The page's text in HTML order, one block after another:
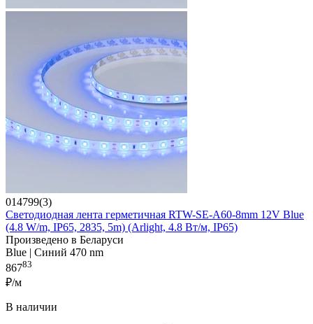
014799(3)
Светодиодная лента герметичная RTW-SE-A60-8mm 12V Blue
(4.8 W/m, IP65, 2835, 5m) (Arlight, 4.8 Вт/м, IP65)
Произведено в Беларуси
Blue | Синий 470 nm
86783
₽/м
В наличии